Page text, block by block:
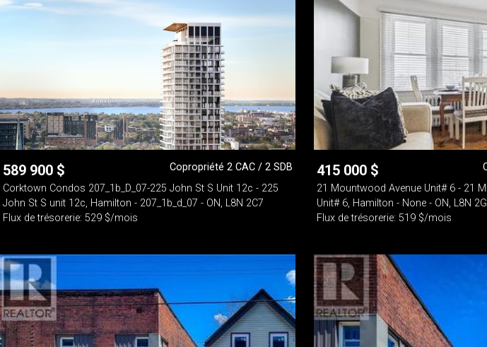
589 900 $
Copropriété 2 CAC / 2 SDB
Corktown Condos 207_1b_D_07-225 John St S Unit 12c - 225
John St S unit 12c, Hamilton - 207_1b_d_07 - ON, L8N 2C7
Flux de trésorerie: 529 $/mois
415 000 $
21 Mountwood Avenue Unit# 6 - 21
Unit# 6, Hamilton - None - ON, L8N
Flux de trésorerie: 519 $/mois